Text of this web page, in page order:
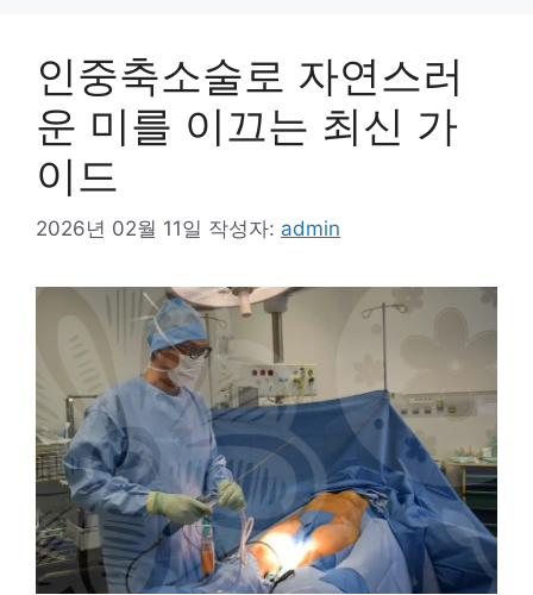
인중축소술로 자연스러
운 미를 이끄는 최신 가
이드
2026년 02월 11일 작성자: admin